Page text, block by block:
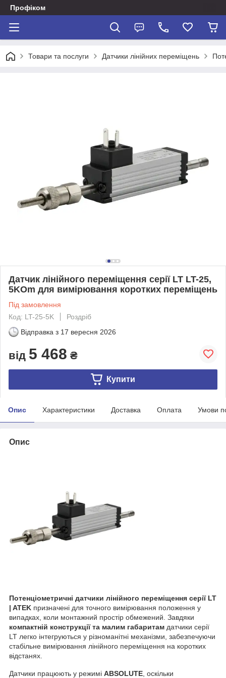
Профіком
Товари та послуги Датчики лінійних переміщень
Датчик лінійного переміщення серії LT LT-25,
5KOm для вимірювання коротких переміщень
Під замовлення
Код: LT-25-5K
Роздріб
Відправка з 17 вересня 2026
від 5 468 ₴
Купити
Опис Характеристики Доставка Оплата Умови
Опис
Потенціометричні датчики лінійного переміщення серії LT
| ATEK призначені для точного вимірювання положення у
випадках, коли монтажний простір обмежений. Завдяки
компактній конструкції та малим габаритам датчики серії
LT легко інтегруються у різноманітні механізми, забезпечуючи
стабільне вимірювання лінійного переміщення на коротких
відстанях.
Датчики працюють у режимі ABSOLUTE , оскільки